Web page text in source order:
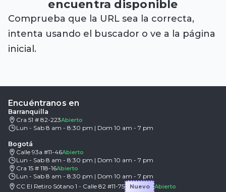
encuentra disponible
Comprueba que la URL sea la correcta,
intenta usando el buscador o ve a la página
inicial.
Encuéntranos en
Barranquilla
Cra 51 # 82-223Abierto
Lun - Sab 8 am - 8:30 pm | Dom 10 am - 7 pm
Bogotá
Calle 93a #11-46Abierto
Lun - Sab 8 am - 8:30 pm | Dom 10 am - 7 pm
Cra 15 # 118-16Abierto
Lun - Sab 8 am - 8:30 pm | Dom 10 am - 7 pm
CC El Retiro Sótano 1 - Calle 82 #11-75
Nuevo Abierto